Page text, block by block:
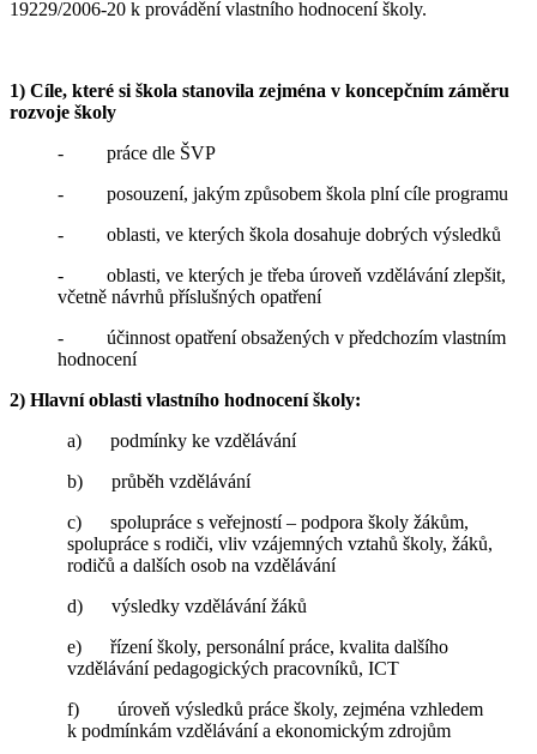
19229/2006-20 k provádění vlastního hodnocení školy.
1) Cíle, které si škola stanovila zejména v koncepčním záměru
rozvoje školy
- práce dle ŠVP
- posouzení, jakým způsobem škola plní cíle programu
- oblasti, ve kterých škola dosahuje dobrých výsledků
- oblasti, ve kterých je třeba úroveň vzdělávání zlepšit,
včetně návrhů příslušných opatření
- účinnost opatření obsažených v předchozím vlastním
hodnocení
2) Hlavní oblasti vlastního hodnocení školy:
a) podmínky ke vzdělávání
b) průběh vzdělávání
c) spolupráce s veřejností – podpora školy žákům,
spolupráce s rodiči, vliv vzájemných vztahů školy, žáků,
rodičů a dalších osob na vzdělávání
d) výsledky vzdělávání žáků
e) řízení školy, personální práce, kvalita dalšího
vzdělávání pedagogických pracovníků, ICT
f) úroveň výsledků práce školy, zejména vzhledem
k podmínkám vzdělávání a ekonomickým zdrojům